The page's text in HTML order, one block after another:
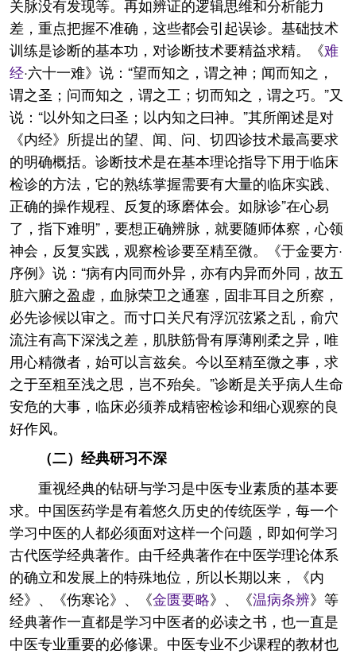
关脉没有发现等。再如辨证的逻辑思维和分析能力
差，重点把握不准确，这些都会引起误诊。基础技术
训练是诊断的基本功，对诊断技术要精益求精。《难
经·六十一难》说：“望而知之，谓之神；闻而知之，
谓之圣；问而知之，谓之工；切而知之，谓之巧。”又
说：“以外知之曰圣；以内知之曰神。”其所阐述是对
《内经》所提出的望、闻、问、切四诊技术最高要求
的明确概括。诊断技术是在基本理论指导下用于临床
检诊的方法，它的熟练掌握需要有大量的临床实践、
正确的操作规程、反复的琢磨体会。如脉诊”在心易
了，指下难明”，要想正确辨脉，就要随师体察，心领
神会，反复实践，观察检诊要至精至微。《于金要方·
序例》说：“病有内同而外异，亦有内异而外同，故五
脏六腑之盈虚，血脉荣卫之通塞，固非耳目之所察，
必先诊候以审之。而寸口关尺有浮沉弦紧之乱，俞穴
流注有高下深浅之差，肌肤筋骨有厚薄刚柔之异，唯
用心精微者，始可以言兹矣。今以至精至微之事，求
之于至粗至浅之思，岂不殆矣。”诊断是关乎病人生命
安危的大事，临床必须养成精密检诊和细心观察的良
好作风。
（二）经典研习不深
重视经典的钻研与学习是中医专业素质的基本要
求。中国医药学是有着悠久历史的传统医学，每一个
学习中医的人都必须面对这样一个问题，即如何学习
古代医学经典著作。由千经典著作在中医学理论体系
的确立和发展上的特殊地位，所以长期以来，《内
经》、《伤寒论》、《金匮要略》、《温病条辨》等
经典著作一直都是学习中医者的必读之书，也一直是
中医专业重要的必修课。中医专业不少课程的教材也